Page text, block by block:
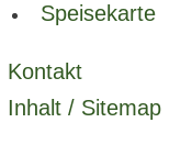
Speisekarte
Kontakt
Inhalt / Sitemap